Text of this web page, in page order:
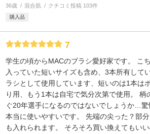
36歳 混合肌 クチコミ投稿 103件
購入品
7
学生の頃からMACのブラシ愛好家です。 こ
入っていた短いサイズも含め、3本所有して
ラシとして使用しています、短いのは1本は
り用、もう1本は自宅で気分次第で使用。 柄
ぐ20年選手になるのではないでしょうか…驚
本当に使いやすいです。 先端の尖った？部
も入れられます。 そろそろ買い換えてもい